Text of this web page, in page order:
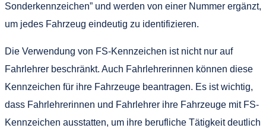
Sonderkennzeichen” und werden von einer Nummer ergänzt,
um jedes Fahrzeug eindeutig zu identifizieren.
Die Verwendung von FS-Kennzeichen ist nicht nur auf
Fahrlehrer beschränkt. Auch Fahrlehrerinnen können diese
Kennzeichen für ihre Fahrzeuge beantragen. Es ist wichtig,
dass Fahrlehrerinnen und Fahrlehrer ihre Fahrzeuge mit FS-
Kennzeichen ausstatten, um ihre berufliche Tätigkeit deutlich